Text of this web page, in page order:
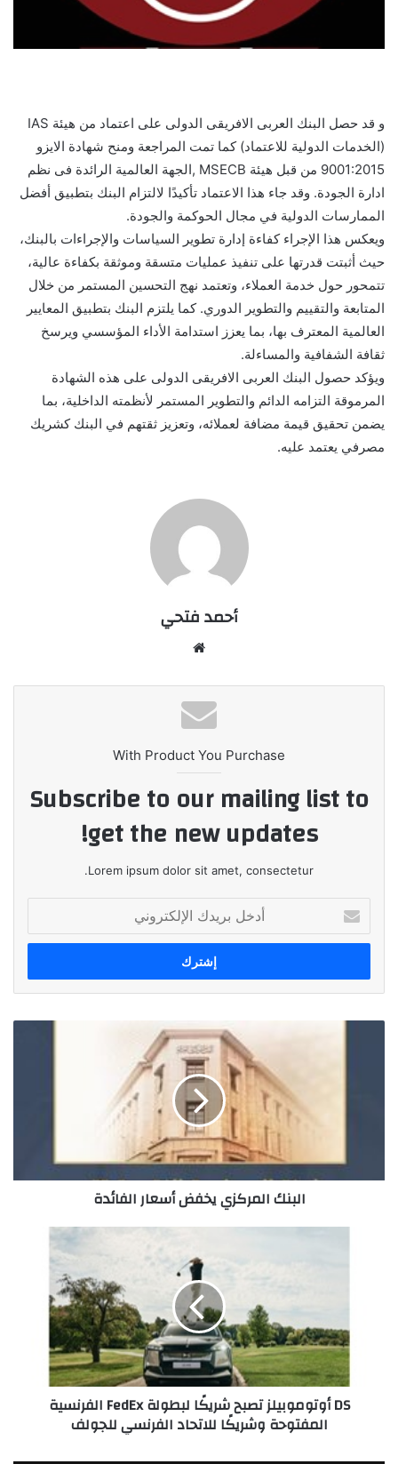
و قد حصل البنك العربى الافريقى الدولى على اعتماد من هيئة IAS
(الخدمات الدولية للاعتماد) كما تمت المراجعة ومنح شهادة الايزو
9001:2015 من قبل هيئة MSECB ,الجهة العالمية الرائدة فى نظم
ادارة الجودة. وقد جاء هذا الاعتماد تأكيدًا لالتزام البنك بتطبيق أفضل
الممارسات الدولية في مجال الحوكمة والجودة.
ويعكس هذا الإجراء كفاءة إدارة تطوير السياسات والإجراءات بالبنك،
حيث أثبتت قدرتها على تنفيذ عمليات متسقة وموثقة بكفاءة عالية،
تتمحور حول خدمة العملاء، وتعتمد نهج التحسين المستمر من خلال
المتابعة والتقييم والتطوير الدوري. كما يلتزم البنك بتطبيق المعايير
العالمية المعترف بها، بما يعزز استدامة الأداء المؤسسي ويرسخ
ثقافة الشفافية والمساءلة.
ويؤكد حصول البنك العربى الافريقى الدولى على هذه الشهادة
المرموقة التزامه الدائم والتطوير المستمر لأنظمته الداخلية، بما
يضمن تحقيق قيمة مضافة لعملائه، وتعزيز ثقتهم في البنك كشريك
مصرفي يعتمد عليه.
أحمد فتحي
With Product You Purchase
Subscribe to our mailing list to
get the new updates!
Lorem ipsum dolor sit amet, consectetur.
بريدك
الإلكتروني
البنك المركزي يخفض أسعار الفائدة
الفرنسية
DS أوتوموبيلز تصبح شريكًا لبطولة FedEx الفرنسية
المفتوحة وشريكًا للاتحاد الفرنسي للجولف